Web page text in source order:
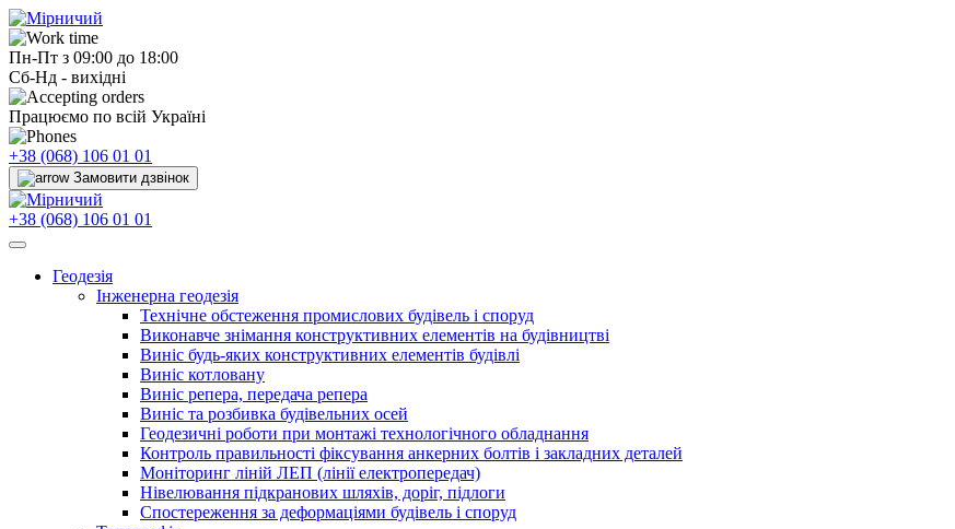
Пн-Пт з 09:00 до 18:00
Сб-Нд - вихідні
Працюємо по всій Україні
+38 (068) 106 01 01
Замовити дзвінок
+38 (068) 106 01 01
Геодезія
Інженерна геодезія
Технічне обстеження промислових будівель і споруд
Виконавче знімання конструктивних елементів на будівництві
Виніс будь-яких конструктивних елементів будівлі
Виніс котловану
Виніс репера, передача репера
Виніс та розбивка будівельних осей
Геодезичні роботи при монтажі технологічного обладнання
Контроль правильності фіксування анкерних болтів і закладних деталей
Моніторинг ліній ЛЕП (лінії електропередач)
Нівелювання підкранових шляхів, доріг, підлоги
Спостереження за деформаціями будівель і споруд